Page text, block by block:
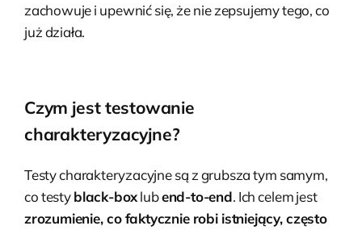
zachowuje i upewnić się, że nie zepsujemy tego, co
już działa.
Czym jest testowanie
charakteryzacyjne?
Testy charakteryzacyjne są z grubsza tym samym,
co testyblack-boxlubend-to-end. Ich celem jest
zrozumienie, co faktycznie robi istniejący, często